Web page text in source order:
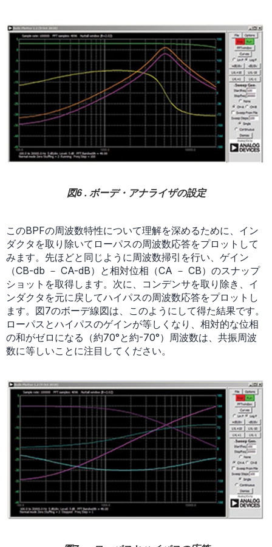
図6 . ボーデ・アナライザの設定
このBPFの周波数特性について理解を深めるために、イン
ダクタを取り除いてローパスの周波数応答をプロットして
みます。先ほどと同じように周波数掃引を行い、ゲイン
（CB-db － CA-dB）と相対位相（CA － CB）のスナップ
ショットを取得します。次に、コンデンサを取り除き、イ
ンダクタを元に戻してハイパスの周波数応答をプロットし
ます。図7のボーデ線図は、このようにして得た結果です。
ローパスとハイパスのゲインが等しくなり、相対的な位相
の和がゼロになる（約70°と約-70°）周波数は、共振周波
数に等しいことに注目してください。